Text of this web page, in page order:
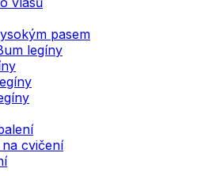
pasem
legíny
cvičení